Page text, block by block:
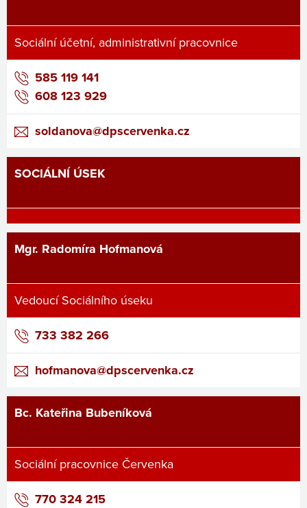
Sociální účetní, administrativní pracovnice
585 119 141
608 123 929
soldanova@dpscervenka.cz
SOCIÁLNÍ ÚSEK
Mgr. Radomíra Hofmanová
Vedoucí Sociálního úseku
733 382 266
hofmanova@dpscervenka.cz
Bc. Kateřina Bubeníková
Sociální pracovnice Červenka
770 324 215